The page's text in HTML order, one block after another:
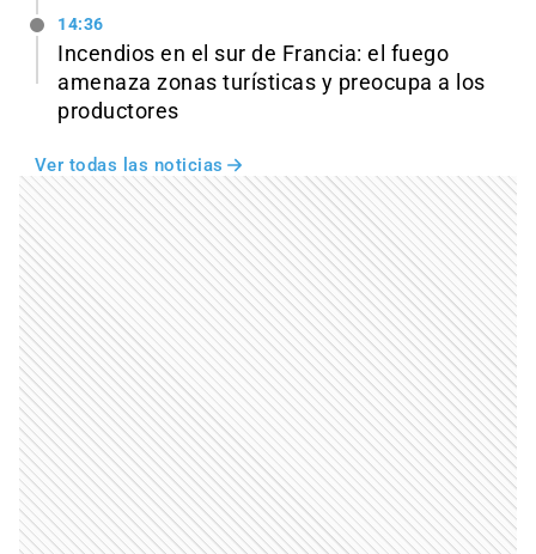
14:36
Incendios en el sur de Francia: el fuego
amenaza zonas turísticas y preocupa a los
productores
Ver todas las noticias